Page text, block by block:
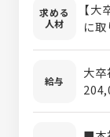
顧
小企業
は新
当し
様
る
求める
人材
【大
に
達成
得
し
を
給与
大